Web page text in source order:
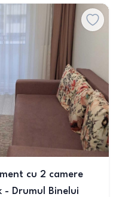
cu 2 camere
- Drumul Binelui